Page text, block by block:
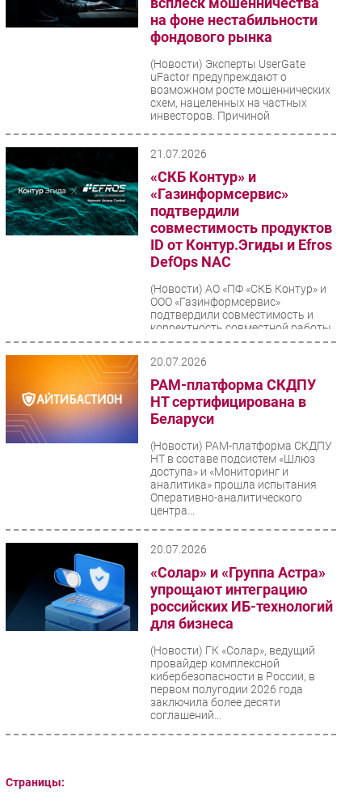
на фоне нестабильности
фондового рынка
(Новости) Эксперты UserGate
uFactor предупреждают о
возможном росте мошеннических
схем, нацеленных на частных
инвесторов. Причиной
21.07.2026
«СКБ Контур» и
«Газинформсервис»
подтвердили
совместимость продуктов
ID от Контур.Эгиды и Efros
DefOps NAC
(Новости) АО «ПФ «СКБ Контур» и
ООО «Газинформсервис»
подтвердили совместимость и
корректность совместной работы
программных продуктов ID от...
20.07.2026
PAM-платформа СКДПУ
НТ сертифицирована в
Беларуси
(Новости) PAM-платформа СКДПУ
НТ в составе подсистем «Шлюз
доступа» и «Мониторинг и
аналитика» прошла испытания
Оперативно-аналитического
центра...
20.07.2026
«Солар» и «Группа Астра»
упрощают интеграцию
российских ИБ-технологий
для бизнеса
(Новости) ГК «Солар», ведущий
провайдер комплексной
кибербезопасности в России, в
первом полугодии 2026 года
заключила более десяти
соглашений...
Страницы: